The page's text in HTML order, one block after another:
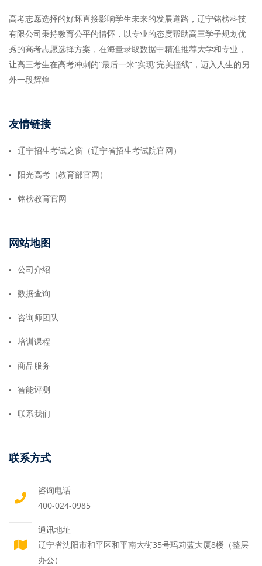
高考志愿选择的好坏直接影响学生未来的发展道路，辽宁铭榜科技
有限公司秉持教育公平的情怀，以专业的态度帮助高三学子规划优
秀的高考志愿选择方案，在海量录取数据中精准推荐大学和专业，
让高三考生在高考冲刺的“最后一米”实现“完美撞线”，迈入人生的另
外一段辉煌
友情链接
辽宁招生考试之窗（辽宁省招生考试院官网）
阳光高考（教育部官网）
铭榜教育官网
网站地图
公司介绍
数据查询
咨询师团队
培训课程
商品服务
智能评测
联系我们
联系方式
咨询电话
400-024-0985
通讯地址
辽宁省沈阳市和平区和平南大街35号玛莉蓝大厦8楼（整层
办公）